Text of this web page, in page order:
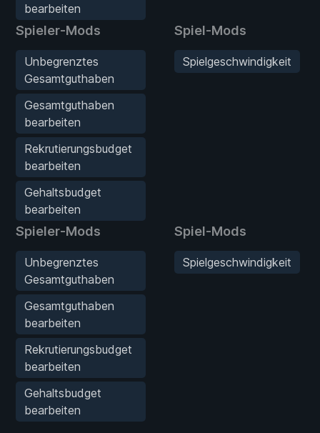
bearbeiten
Spieler-Mods
Unbegrenztes
Gesamtguthaben
Gesamtguthaben
bearbeiten
Rekrutierungsbudget
bearbeiten
Gehaltsbudget
bearbeiten
Spiel-Mods
Spielgeschwindigkeit
Spieler-Mods
Unbegrenztes
Gesamtguthaben
Gesamtguthaben
bearbeiten
Rekrutierungsbudget
bearbeiten
Gehaltsbudget
bearbeiten
Spiel-Mods
Spielgeschwindigkeit